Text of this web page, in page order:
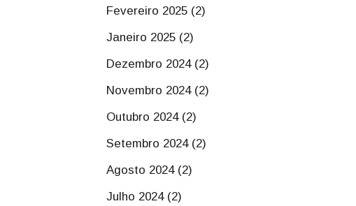
Fevereiro 2025 (2)
Janeiro 2025 (2)
Dezembro 2024 (2)
Novembro 2024 (2)
Outubro 2024 (2)
Setembro 2024 (2)
Agosto 2024 (2)
Julho 2024 (2)